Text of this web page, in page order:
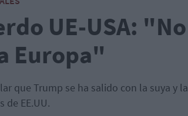
UE-USA: "No
Europa"
que Trump se ha salido con la suya y la
de EE.UU.